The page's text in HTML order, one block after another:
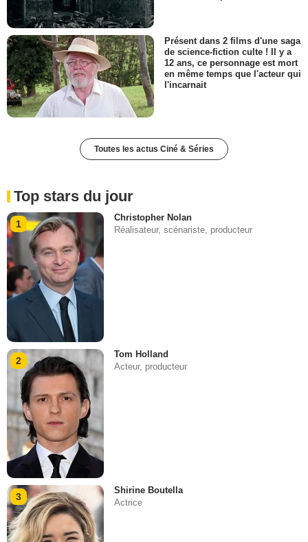
Présent dans 2 films d'une saga
de science-fiction culte ! Il y a
12 ans, ce personnage est mort
en même temps que l'acteur qui
l'incarnait
Toutes les actus Ciné & Séries
Top stars du jour
1
Christopher Nolan
Réalisateur, scénariste, producteur
2
Tom Holland
Acteur, producteur
3
Shirine Boutella
Actrice